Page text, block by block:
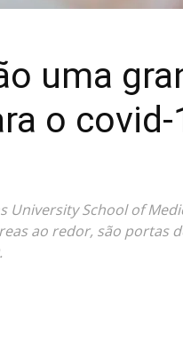
uma
o
University School of
ao redor, são portas